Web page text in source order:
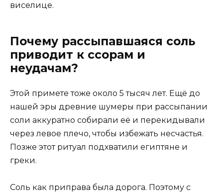
виселице.
Почему рассыпавшаяся соль
приводит к ссорам и
неудачам?
Этой примете тоже около 5 тысяч лет. Ещё до
нашей эры древние шумеры при рассыпании
соли аккуратно собирали её и перекидывали
через левое плечо, чтобы избежать несчастья.
Позже этот ритуал подхватили египтяне и
греки.
Соль как приправа была дорога. Поэтому с